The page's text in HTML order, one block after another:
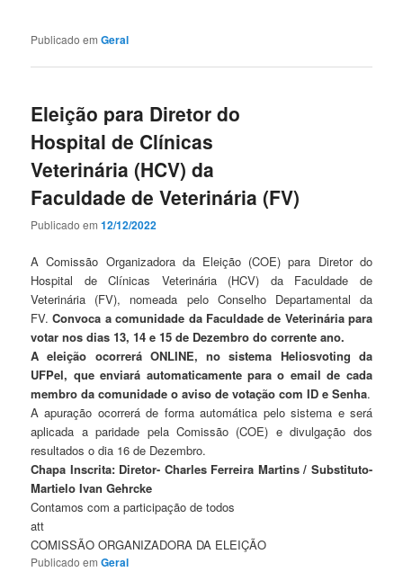
Publicado em Geral
Eleição para Diretor do
Hospital de Clínicas
Veterinária (HCV) da
Faculdade de Veterinária (FV)
Publicado em12/12/2022
A Comissão Organizadora da Eleição (COE) para Diretor do
Hospital de Clínicas Veterinária (HCV) da Faculdade de
Veterinária (FV), nomeada pelo Conselho Departamental da
FV.Convoca a comunidade da Faculdade de Veterinária para
votar nos dias 13, 14 e 15 de Dezembro do corrente ano.
A eleição ocorrerá ONLINE, no sistema Heliosvoting da
UFPel, que enviará automaticamente para o email de cada
membro da comunidade o aviso de votação com ID eSenha.
A apuração ocorrerá de forma automática pelo sistema e será
aplicada a paridade pela Comissão (COE) e divulgação dos
resultados o dia 16 de Dezembro.
Chapa Inscrita: Diretor- Charles Ferreira Martins / Substituto-
Martielo Ivan Gehrcke
Contamos com a participação de todos
att
COMISSÃO ORGANIZADORA DA ELEIÇÃO
Publicado em Geral